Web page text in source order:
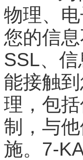
物理、
您的信
SSL、
能接触
理，包
制，与
施。7-